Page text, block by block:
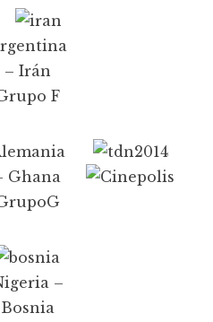
– Irán
F
Ghana
–
Bosnia